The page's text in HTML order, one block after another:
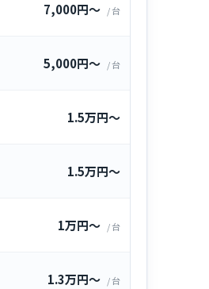
7,000円〜 / 台
5,000円〜 / 台
1.5万円〜
1.5万円〜
1万円〜 / 台
1.3万円〜 / 台